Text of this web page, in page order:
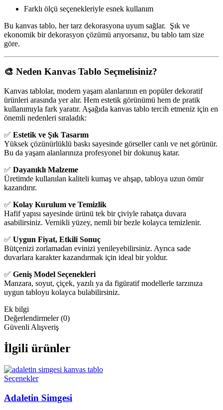
Farklı ölçü seçenekleriyle esnek kullanım
Bu kanvas tablo, her tarz dekorasyona uyum sağlar. Şık ve
ekonomik bir dekorasyon çözümü arıyorsanız, bu tablo tam size
göre.
🎨 Neden Kanvas Tablo Seçmelisiniz?
Kanvas tablolar, modern yaşam alanlarının en popüler dekoratif
ürünleri arasında yer alır. Hem estetik görünümü hem de pratik
kullanımıyla fark yaratır. Aşağıda kanvas tablo tercih etmeniz için en
önemli nedenleri sıraladık:
✅ Estetik ve Şık Tasarım
Yüksek çözünürlüklü baskı sayesinde görseller canlı ve net görünür.
Bu da yaşam alanlarınıza profesyonel bir dokunuş katar.
✅ Dayanıklı Malzeme
Üretimde kullanılan kaliteli kumaş ve ahşap, tabloya uzun ömür
kazandırır.
✅ Kolay Kurulum ve Temizlik
Hafif yapısı sayesinde ürünü tek bir çiviyle rahatça duvara
asabilirsiniz. Vernikli yüzey, nemli bir bezle kolayca temizlenir.
✅ Uygun Fiyat, Etkili Sonuç
Bütçenizi zorlamadan evinizi yenileyebilirsiniz. Ayrıca sade
duvarlara karakter kazandırmak için ideal bir yoldur.
✅ Geniş Model Seçenekleri
Manzara, soyut, çiçek, yazılı ya da figüratif modellerle tarzınıza
uygun tabloyu kolayca bulabilirsiniz.
Ek bilgi
Değerlendirmeler (0)
Güvenli Alışveriş
İlgili ürünler
Seçenekler
Adaletin Simgesi